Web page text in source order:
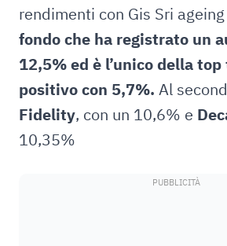
rendimenti con Gis Sri
fondo che ha registrato un
12,5% ed è l’unico della
positivo con 5,7%. Al
Fidelity, con un 10,6% e
10,35%